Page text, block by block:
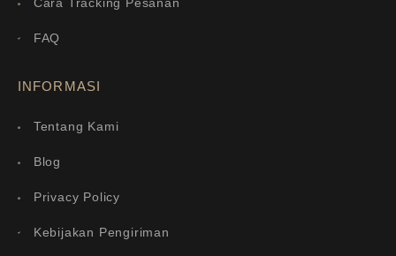
FAQ
INFORMASI
Tentang Kami
Blog
Privacy Policy
Kebijakan Pengiriman